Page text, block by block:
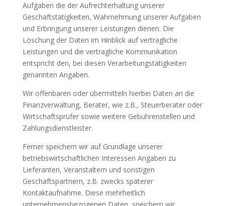
Aufgaben die der Aufrechterhaltung unserer
Geschäftstätigkeiten, Wahrnehmung unserer Aufgaben
und Erbringung unserer Leistungen dienen. Die
Löschung der Daten im Hinblick auf vertragliche
Leistungen und die vertragliche Kommunikation
entspricht den, bei diesen Verarbeitungstätigkeiten
genannten Angaben.
Wir offenbaren oder übermitteln hierbei Daten an die
Finanzverwaltung, Berater, wie z.B., Steuerberater oder
Wirtschaftsprüfer sowie weitere Gebührenstellen und
Zahlungsdienstleister.
Ferner speichern wir auf Grundlage unserer
betriebswirtschaftlichen Interessen Angaben zu
Lieferanten, Veranstaltern und sonstigen
Geschäftspartnern, z.B. zwecks späterer
Kontaktaufnahme. Diese mehrheitlich